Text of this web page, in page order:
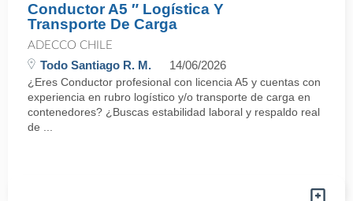
Conductor A5 ″ Logística Y
Transporte De Carga
ADECCO CHILE
Todo Santiago R. M. 14/06/2026
¿Eres Conductor profesional con licencia A5 y cuentas con
experiencia en rubro logístico y/o transporte de carga en
contenedores? ¿Buscas estabilidad laboral y respaldo real
de ...